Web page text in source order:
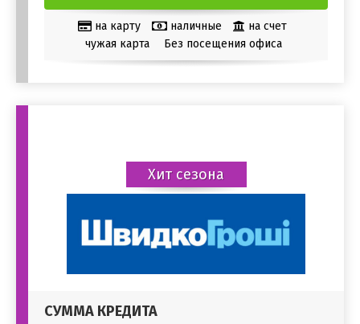
на карту наличные
на счет
чужая карта
Без посещения офиса
Хит сезона
СУММА КРЕДИТА